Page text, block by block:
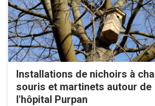
Installations de nichoirs à
souris et martinets autour de
l'hôpital Purpan